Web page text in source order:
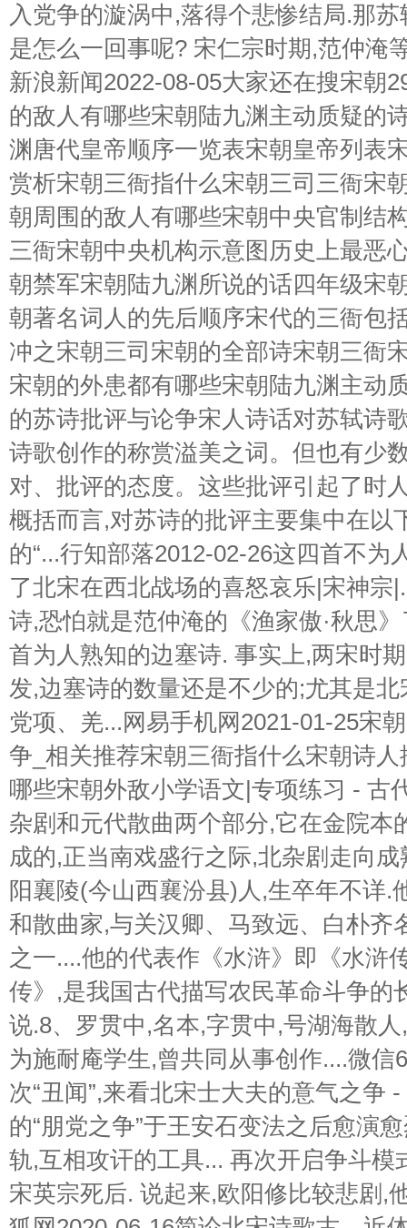
入党争的漩涡中,落得个悲惨结局.那
是怎么一回事呢? 宋仁宗时期,范仲淹
新浪新闻2022-08-05大家还在搜宋朝
的敌人有哪些宋朝陆九渊主动质疑的
渊唐代皇帝顺序一览表宋朝皇帝列表
赏析宋朝三衙指什么宋朝三司三衙宋
朝周围的敌人有哪些宋朝中央官制结
三衙宋朝中央机构示意图历史上最恶
朝禁军宋朝陆九渊所说的话四年级宋
朝著名词人的先后顺序宋代的三衙包
冲之宋朝三司宋朝的全部诗宋朝三衙
宋朝的外患都有哪些宋朝陆九渊主动
的苏诗批评与论争宋人诗话对苏轼诗
诗歌创作的称赏溢美之词。但也有少
对、批评的态度。这些批评引起了时
概括而言,对苏诗的批评主要集中在以
的“...行知部落2012-02-26这四首不为
了北宋在西北战场的喜怒哀乐|宋神宗
诗,恐怕就是范仲淹的《渔家傲·秋思
首为人熟知的边塞诗. 事实上,两宋时
发,边塞诗的数量还是不少的;尤其是
党项、羌...网易手机网2021-01-25宋
争_相关推荐宋朝三衙指什么宋朝诗
哪些宋朝外敌小学语文|专项练习 - 古
杂剧和元代散曲两个部分,它在金院本
成的,正当南戏盛行之际,北杂剧走向
阳襄陵(今山西襄汾县)人,生卒年不详.
和散曲家,与关汉卿、马致远、白朴齐
之一....他的代表作《水浒》即《水浒
传》,是我国古代描写农民革命斗争的
说.8、罗贯中,名本,字贯中,号湖海散
为施耐庵学生,曾共同从事创作....微信
次“丑闻”,来看北宋士大夫的意气之争
的“朋党之争”于王安石变法之后愈演
轨,互相攻讦的工具... 再次开启争斗模
宋英宗死后. 说起来,欧阳修比较悲剧,